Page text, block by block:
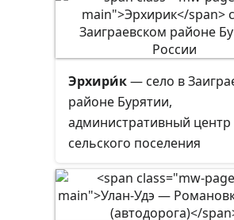
Эрхири́к— село в
районе Бурятии,
административный центр
сельского поселения